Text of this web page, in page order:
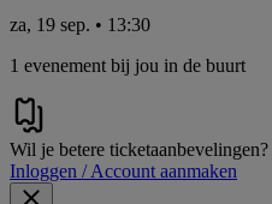
za, 19 sep. • 13:30
1 evenement bij jou in de buurt
Wil je betere ticketaanbevelingen?
Inloggen / Account aanmaken